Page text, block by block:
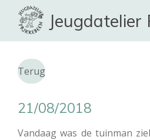
direct
naar
hoofdinhoud
Jeugdatelier
Terug
21/08/2018
Vandaag was de tuinman